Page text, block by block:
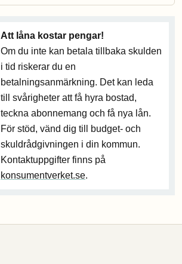
Att låna kostar pengar!
Om du inte kan betala tillbaka skulden
i tid riskerar du en
betalningsanmärkning. Det kan leda
till svårigheter att få hyra bostad,
teckna abonnemang och få nya lån.
För stöd, vänd dig till budget- och
skuldrådgivningen i din kommun.
Kontaktuppgifter finns på
konsumentverket.se.